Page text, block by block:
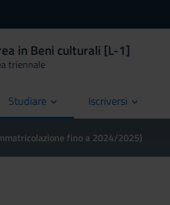
in Beni culturali [L-1]
triennale
Studiare Iscriversi
fino a 2024/2025)